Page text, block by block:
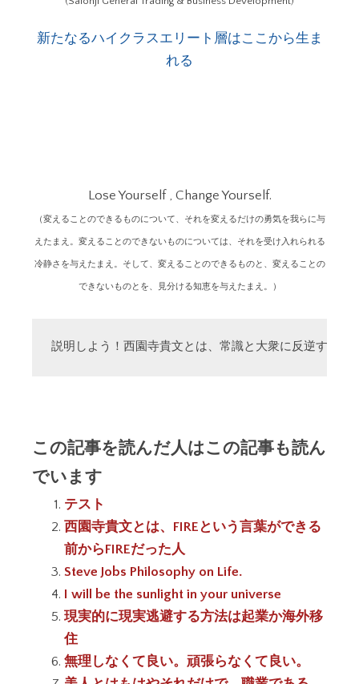
新たなるハイクラスエリート層はここから生ま
れる
Lose Yourself , Change Yourself.
（変えることのできるものについて、それを変えるだけの勇気を我らに与
えたまえ。変えることのできないものについては、それを受け入れられる
冷静さを与えたまえ。そして、変えることのできるものと、変えることの
できないものとを、見分ける知恵を与えたまえ。）
説明しよう！西園寺貴文とは、常識と大衆に反逆する
この記事を読んだ人はこの記事も読ん
でいます
テスト
西園寺貴文とは、FIREという言葉ができる
前からFIREだった人
Steve Jobs Philosophy on Life.
I will be the sunlight in your universe
現実的に現実逃避する方法は起業か海外移
住
無理しなくて良い。頑張らなくて良い。